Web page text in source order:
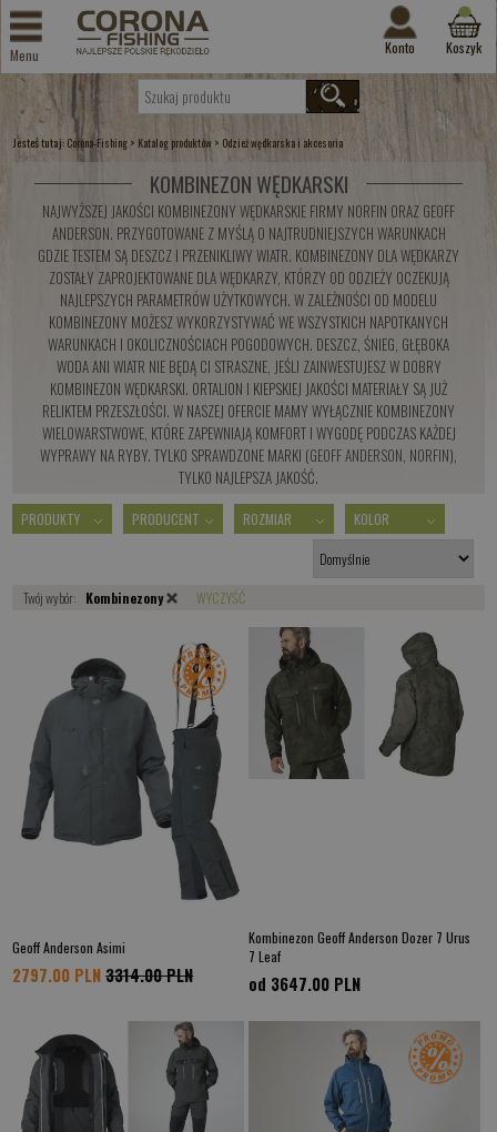
Menu Konto Koszyk
Jesteś tutaj: Corona-Fishing > Katalog produktów > Odzież wędkarska i akcesoria
KOMBINEZON WĘDKARSKI
NAJWYŻSZEJ JAKOŚCI KOMBINEZONY WĘDKARSKIE FIRMY NORFIN ORAZ GEOFF
ANDERSON. PRZYGOTOWANE Z MYŚLĄ O NAJTRUDNIEJSZYCH WARUNKACH
GDZIE TESTEM SĄ DESZCZ I PRZENIKLIWY WIATR. KOMBINEZONY DLA WĘDKARZY
ZOSTAŁY ZAPROJEKTOWANE DLA WĘDKARZY, KTÓRZY OD ODZIEŻY OCZEKUJĄ
NAJLEPSZYCH PARAMETRÓW UŻYTKOWYCH. W ZALEŻNOŚCI OD MODELU
KOMBINEZONY MOŻESZ WYKORZYSTYWAĆ WE WSZYSTKICH NAPOTKANYCH
WARUNKACH I OKOLICZNOŚCIACH POGODOWYCH. DESZCZ, ŚNIEG, GŁĘBOKA
WODA ANI WIATR NIE BĘDĄ CI STRASZNE, JEŚLI ZAINWESTUJESZ W DOBRY
KOMBINEZON WĘDKARSKI. ORTALION I KIEPSKIEJ JAKOŚCI MATERIAŁY SĄ JUŻ
RELIKTEM PRZESZŁOŚCI. W NASZEJ OFERCIE MAMY WYŁĄCZNIE KOMBINEZONY
WIELOWARSTWOWE, KTÓRE ZAPEWNIAJĄ KOMFORT I WYGODĘ PODCZAS KAŻDEJ
WYPRAWY NA RYBY. TYLKO SPRAWDZONE MARKI (GEOFF ANDERSON, NORFIN),
TYLKO NAJLEPSZA JAKOŚĆ.
PRODUKTY PRODUCENT ROZMIAR KOLOR
Twój wybór: Kombinezony WYCZYŚĆ
Geoff Anderson Asimi
2797.00 PLN 3314.00 PLN
Kombinezon Geoff Anderson Dozer 7 Urus
7 Leaf
od 3647.00 PLN